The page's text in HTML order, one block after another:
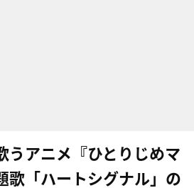
うアニメ『ひとりじめマ
歌「ハートシグナル」の